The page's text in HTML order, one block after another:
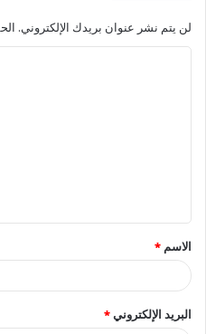
لن يتم نشر عنوان بريدك الإلكتروني.
ق
*
الاسم *
البريد الإلكتروني*